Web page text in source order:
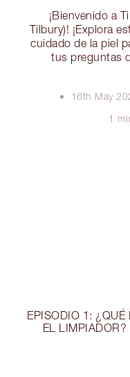
¡Bienvenido a
Tilbury)! ¡Explora
cuidado de la piel
tus preguntas
16th May
1
EPISODIO 1: ¿QUÉ
EL LIMPIADOR?